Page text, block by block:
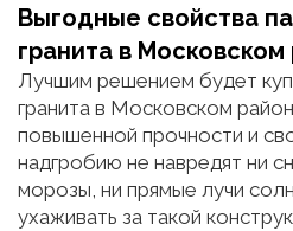
Выгодные свойства
гранита в Московском
Лучшим решением будет
гранита в Московском
повышенной прочности и
надгробию не навредят ни
морозы, ни прямые лучи
ухаживать за такой